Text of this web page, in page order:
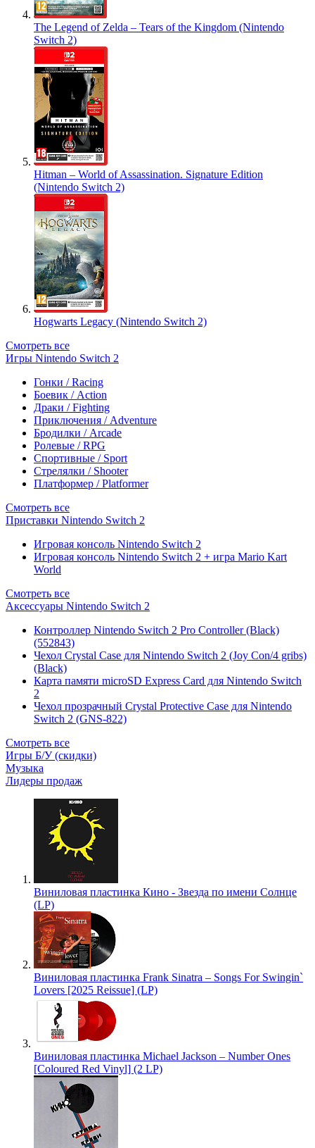
The Legend of Zelda – Tears of the Kingdom (Nintendo
Switch 2)
Hitman – World of Assassination. Signature Edition
(Nintendo Switch 2)
Hogwarts Legacy (Nintendo Switch 2)
Смотреть все
Игры Nintendo Switch 2
Гонки / Racing
Боевик / Action
Драки / Fighting
Приключения / Adventure
Бродилки / Arcade
Ролевые / RPG
Спортивные / Sport
Стрелялки / Shooter
Платформер / Platformer
Смотреть все
Приставки Nintendo Switch 2
Игровая консоль Nintendo Switch 2
Игровая консоль Nintendo Switch 2 + игра Mario Kart
World
Смотреть все
Аксессуары Nintendo Switch 2
Контроллер Nintendo Switch 2 Pro Controller (Black)
(552843)
Чехол Сrystal Сase для Nintendo Switch 2 (Joy Con/4 gribs)
(Black)
Карта памяти microSD Express Card для Nintendo Switch
2
Чехол прозрачный Crystal Protective Case для Nintendo
Switch 2 (GNS-822)
Смотреть все
Игры Б/У (скидки)
Музыка
Лидеры продаж
Виниловая пластинка Кино - Звезда по имени Солнце
(LP)
Виниловая пластинка Frank Sinatra – Songs For Swingin`
Lovers [2025 Reissue] (LP)
Виниловая пластинка Michael Jackson – Number Ones
[Coloured Red Vinyl] (2 LP)